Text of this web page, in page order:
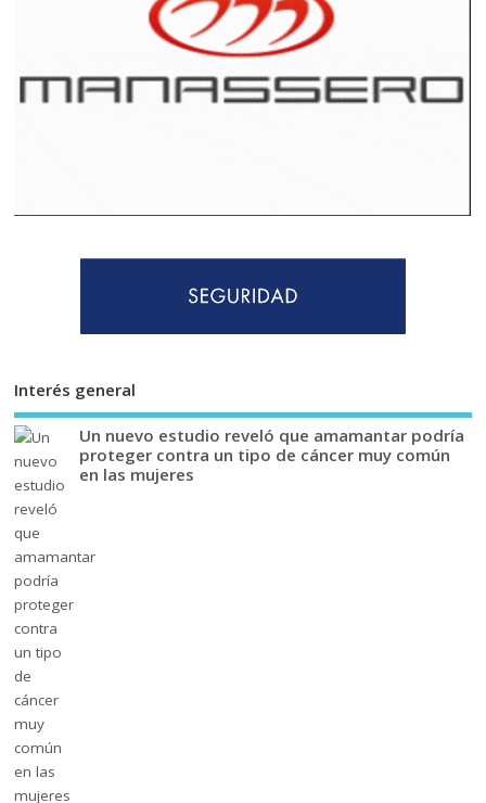
Interés general
Un nuevo estudio reveló que amamantar podría
proteger contra un tipo de cáncer muy común
en las mujeres